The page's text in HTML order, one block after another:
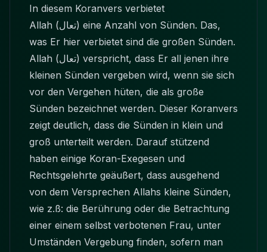
In diesem Koranvers verbietet
Allah (تعال) eine Anzahl von Sünden. Das,
was Er hier verbietet sind die großen Sünden.
Allah (تعال) verspricht, dass Er all jenen ihre
kleinen Sünden vergeben wird, wenn sie sich
vor den Vergehen hüten, die als große
Sünden bezeichnet werden. Dieser Koranvers
zeigt deutlich, dass die Sünden in klein und
groß unterteilt werden. Darauf stützend
haben einige Koran-Exegesen und
Rechtsgelehrte geäußert, dass ausgehend
von dem Versprechen Allahs kleine Sünden,
wie z.ß: die Berührung oder die Betrachtung
einer einem selbst verbotenen Frau, unter
Umständen Vergebung finden, sofern man